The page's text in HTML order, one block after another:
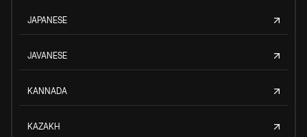
JAPANESE
JAVANESE
KANNADA
KAZAKH